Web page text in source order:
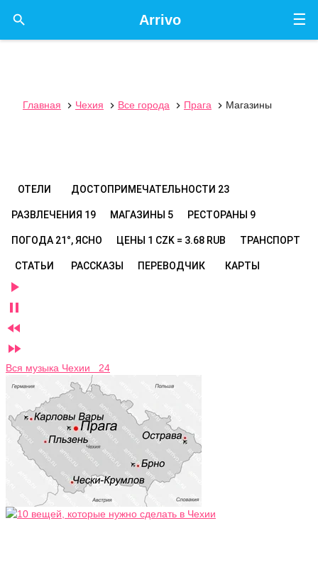
☰
Arrivo

Главная  Чехия  Все города  Прага  Магазины
ОТЕЛИ ДОСТОПРИМЕЧАТЕЛЬНОСТИ 23
РАЗВЛЕЧЕНИЯ 19 МАГАЗИНЫ 5 РЕСТОРАНЫ 9
ПОГОДА 21°, ЯСНО ЦЕНЫ 1 CZK = 3.68 RUB ТРАНСПОРТ
СТАТЬИ РАССКАЗЫ ПЕРЕВОДЧИК КАРТЫ




Вся музыка Чехии 24